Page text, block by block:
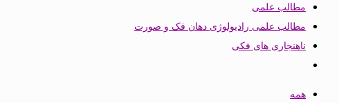
مطالب علمی
مطالب علمی رادیولوژی دهان فک و صورت
ناهنجاری های فکی
همه